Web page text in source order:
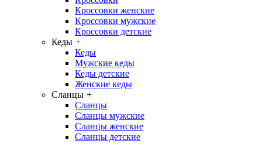
Кроссовки женские
Кроссовки мужские
Кроссовки детские
Кеды +
Кеды
Мужские кеды
Кеды детские
Женские кеды
Сланцы +
Сланцы
Сланцы мужские
Сланцы женские
Сланцы детские